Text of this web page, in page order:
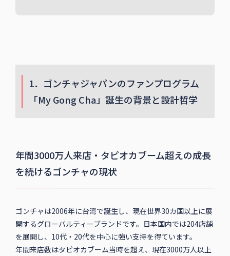
1．ゴンチャジャパンのファンプログラム
「My Gong Cha」誕生の背景と設計哲学
年間3000万人来店・タピオカブーム超えの成長
を続けるゴンチャの現状
ゴンチャは2006年に台湾で誕生し、現在世界30カ国以上に展
開するグローバルティーブランドです。日本国内では204店舗
を展開し、10代・20代を中心に強い支持を得ています。
年間来店数はタピオカブーム当時を超え、現在3000万人以上